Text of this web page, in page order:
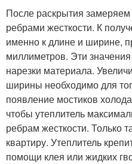
После раскрытия
ребрами жесткости. К
именно к длине и ширине,
миллиметров. Эти
нарезки материала.
ширины необходимо для
появление мостиков
чтобы утеплитель
ребрам жесткости. Только
квартиру. Утеплитель
помощи клея или жидких